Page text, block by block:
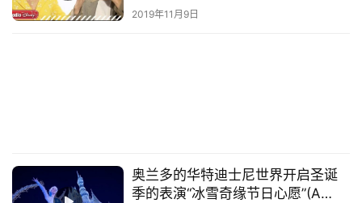
2019年11月9日
奥兰多的华特迪士尼世界开启圣诞
季的表演“冰雪奇缘节日心愿”(A